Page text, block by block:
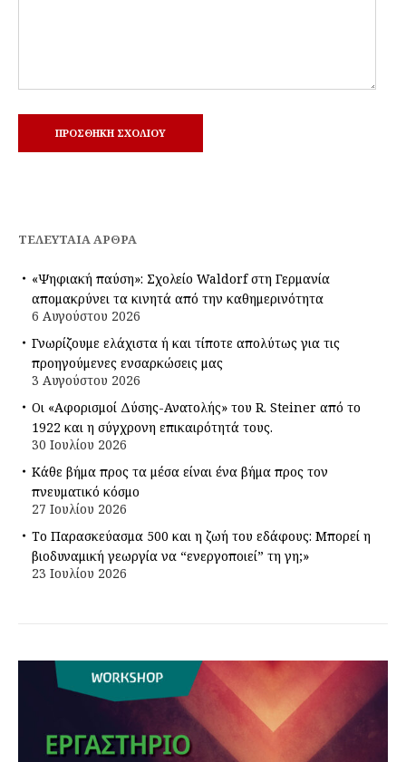
ΤΕΛΕΥΤΑΊΑ ΆΡΘΡΑ
«Ψηφιακή παύση»: Σχολείο Waldorf στη Γερμανία
απομακρύνει τα κινητά από την καθημερινότητα
6 Αυγούστου 2026
Γνωρίζουμε ελάχιστα ή και τίποτε απολύτως για τις
προηγούμενες ενσαρκώσεις μας
3 Αυγούστου 2026
Οι «Αφορισμοί Δύσης-Ανατολής» του R. Steiner από το
1922 και η σύγχρονη επικαιρότητά τους.
30 Ιουλίου 2026
Κάθε βήμα προς τα μέσα είναι ένα βήμα προς τον
πνευματικό κόσμο
27 Ιουλίου 2026
Το Παρασκεύασμα 500 και η ζωή του εδάφους: Μπορεί η
βιοδυναμική γεωργία να “ενεργοποιεί” τη γη;»
23 Ιουλίου 2026